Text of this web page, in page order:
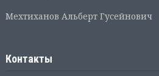
Мехтиханов Альберт Гусейнович
Контакты